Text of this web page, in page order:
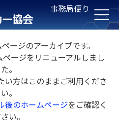
事務局便り
ージのアーカイブです。
ージをリニューアルしまし
た。
い方はこのままご利用くださ
い。
後のホームページをご確認く
い。